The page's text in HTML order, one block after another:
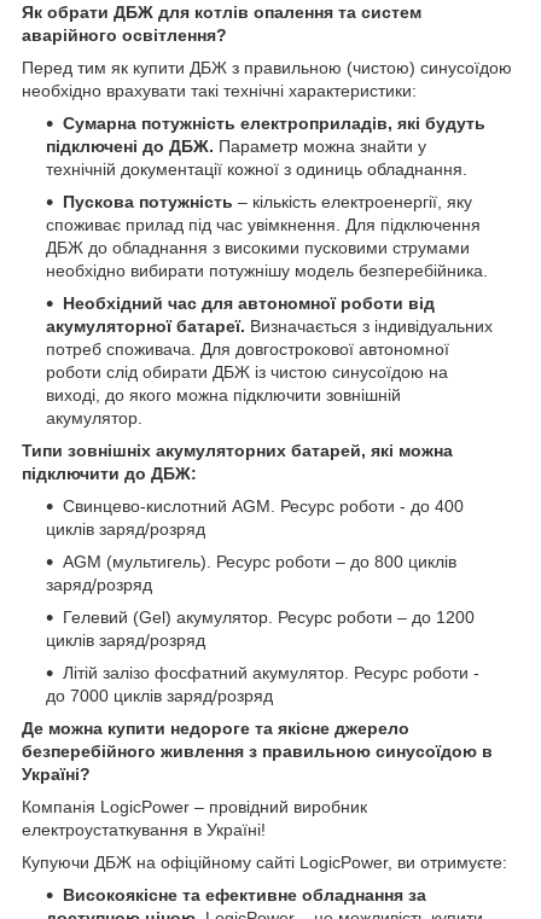
Як обрати ДБЖ для котлів опалення та систем
аварійного освітлення?
Перед тим як купити ДБЖ з правильною (чистою) синусоїдою
необхідно врахувати такі технічні характеристики:
Сумарна потужність електроприладів, які будуть
підключені до ДБЖ. Параметр можна знайти у
технічній документації кожної з одиниць обладнання.
Пускова потужність – кількість електроенергії, яку
споживає прилад під час увімкнення. Для підключення
ДБЖ до обладнання з високими пусковими струмами
необхідно вибирати потужнішу модель безперебійника.
Необхідний час для автономної роботи від
акумуляторної батареї. Визначається з індивідуальних
потреб споживача. Для довгострокової автономної
роботи слід обирати ДБЖ із чистою синусоїдою на
виході, до якого можна підключити зовнішній
акумулятор.
Типи зовнішніх акумуляторних батарей, які можна
підключити до ДБЖ:
Свинцево-кислотний AGM. Ресурс роботи - до 400
циклів заряд/розряд
AGM (мультигель). Ресурс роботи – до 800 циклів
заряд/розряд
Гелевий (Gel) акумулятор. Ресурс роботи – до 1200
циклів заряд/розряд
Літій залізо фосфатний акумулятор. Ресурс роботи -
до 7000 циклів заряд/розряд
Де можна купити недороге та якісне джерело
безперебійного живлення з правильною синусоїдою в
Україні?
Компанія LogicPower – провідний виробник
електроустаткування в Україні!
Купуючи ДБЖ на офіційному сайті LogicPower, ви отримуєте:
Високоякісне та ефективне обладнання за